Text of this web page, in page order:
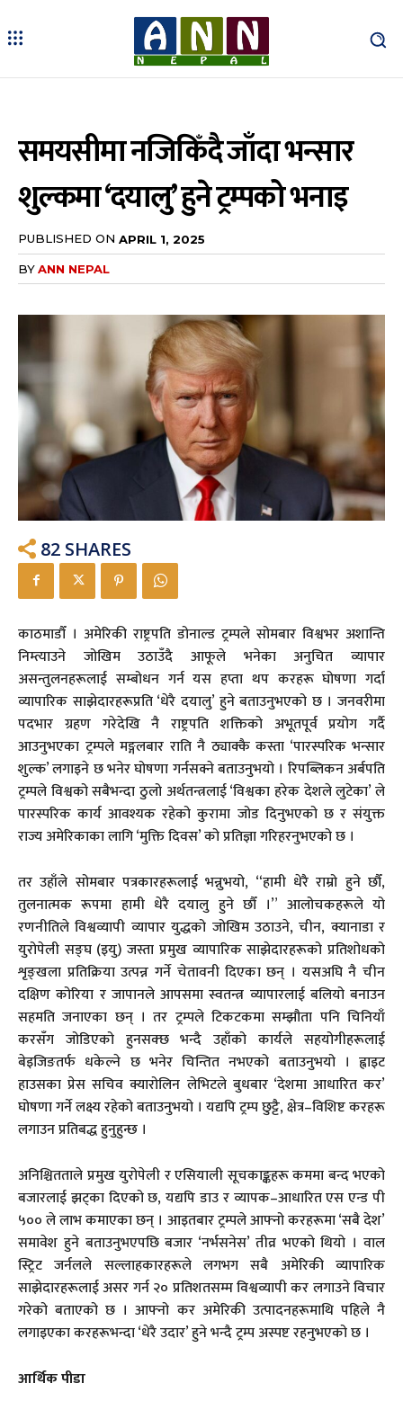
समयसीमा नजिकिँदै जाँदा भन्सार
शुल्कमा ‘दयालु’ हुने ट्रम्पको भनाइ
PUBLISHED ON APRIL 1, 2025
BYANN NEPAL
82 SHARES
काठमाडौँ । अमेरिकी राष्ट्रपति डोनाल्ड ट्रम्पले सोमबार विश्वभर अशान्ति
निम्त्याउने जोखिम उठाउँदै आफूले भनेका अनुचित व्यापार
असन्तुलनहरूलाई सम्बोधन गर्न यस हप्ता थप करहरू घोषणा गर्दा
व्यापारिक साझेदारहरूप्रति ‘धेरै दयालु’ हुने बताउनुभएको छ । जनवरीमा
पदभार ग्रहण गरेदेखि नै राष्ट्रपति शक्तिको अभूतपूर्व प्रयोग गर्दै
आउनुभएका ट्रम्पले मङ्गलबार राति नै ठ्याक्कै कस्ता ‘पारस्परिक भन्सार
शुल्क’ लगाइने छ भनेर घोषणा गर्नसक्ने बताउनुभयो । रिपब्लिकन अर्बपति
ट्रम्पले विश्वको सबैभन्दा ठुलो अर्थतन्त्रलाई ‘विश्वका हरेक देशले लुटेका’ ले
पारस्परिक कार्य आवश्यक रहेको कुरामा जोड दिनुभएको छ र संयुक्त
राज्य अमेरिकाका लागि ‘मुक्ति दिवस’ को प्रतिज्ञा गरिहरनुभएको छ ।
तर उहाँले सोमबार पत्रकारहरूलाई भन्नुभयो, “हामी धेरै राम्रो हुने छौँ,
तुलनात्मक रूपमा हामी धेरै दयालु हुने छौँ ।” आलोचकहरूले यो
रणनीतिले विश्वव्यापी व्यापार युद्धको जोखिम उठाउने, चीन, क्यानाडा र
युरोपेली सङ्घ (इयु) जस्ता प्रमुख व्यापारिक साझेदारहरूको प्रतिशोधको
शृङ्खला प्रतिक्रिया उत्पन्न गर्ने चेतावनी दिएका छन् । यसअघि नै चीन
दक्षिण कोरिया र जापानले आपसमा स्वतन्त्र व्यापारलाई बलियो बनाउन
सहमति जनाएका छन् । तर ट्रम्पले टिकटकमा सम्झौता पनि चिनियाँ
करसँग जोडिएको हुनसक्छ भन्दै उहाँको कार्यले सहयोगीहरूलाई
बेइजिङतर्फ धकेल्ने छ भनेर चिन्तित नभएको बताउनुभयो । ह्वाइट
हाउसका प्रेस सचिव क्यारोलिन लेभिटले बुधबार ‘देशमा आधारित कर’
घोषणा गर्ने लक्ष्य रहेको बताउनुभयो । यद्यपि ट्रम्प छुट्टै, क्षेत्र–विशिष्ट करहरू
लगाउन प्रतिबद्ध हुनुहुन्छ ।
अनिश्चितताले प्रमुख युरोपेली र एसियाली सूचकाङ्कहरू कममा बन्द भएको
बजारलाई झट्का दिएको छ, यद्यपि डाउ र व्यापक–आधारित एस एन्ड पी
५०० ले लाभ कमाएका छन् । आइतबार ट्रम्पले आफ्नो करहरूमा ‘सबै देश’
समावेश हुने बताउनुभएपछि बजार ‘नर्भसनेस’ तीव्र भएको थियो । वाल
स्ट्रिट जर्नलले सल्लाहकारहरूले लगभग सबै अमेरिकी व्यापारिक
साझेदारहरूलाई असर गर्न २० प्रतिशतसम्म विश्वव्यापी कर लगाउने विचार
गरेको बताएको छ । आफ्नो कर अमेरिकी उत्पादनहरूमाथि पहिले नै
लगाइएका करहरूभन्दा ‘धेरै उदार’ हुने भन्दै ट्रम्प अस्पष्ट रहनुभएको छ ।
आर्थिक पीडा